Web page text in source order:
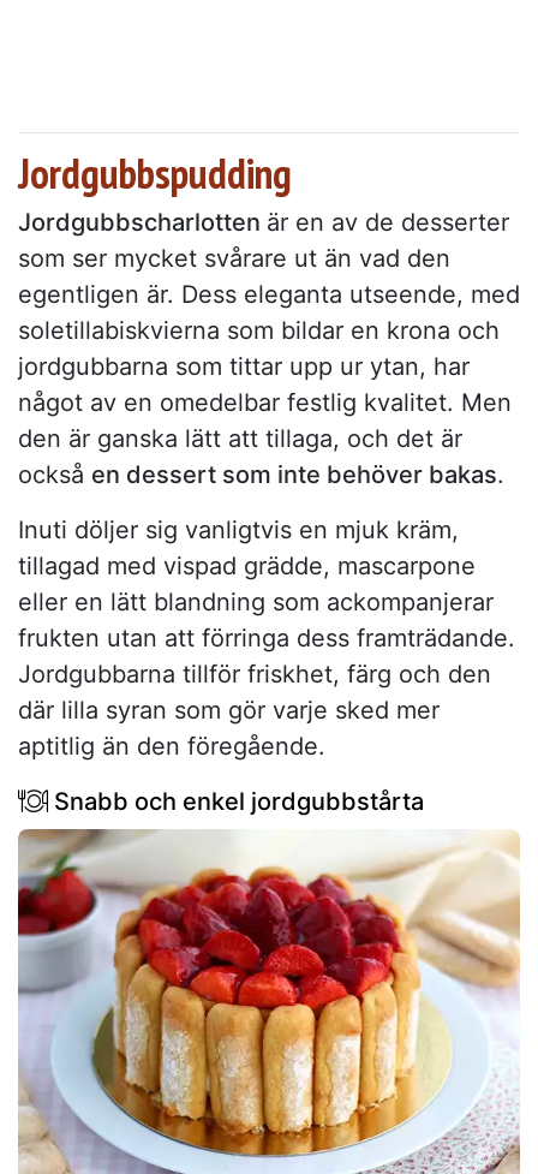
Jordgubbspudding
Jordgubbscharlotten är en av de desserter
som ser mycket svårare ut än vad den
egentligen är. Dess eleganta utseende, med
soletillabiskvierna som bildar en krona och
jordgubbarna som tittar upp ur ytan, har
något av en omedelbar festlig kvalitet. Men
den är ganska lätt att tillaga, och det är
också en dessert som inte behöver bakas.
Inuti döljer sig vanligtvis en mjuk kräm,
tillagad med vispad grädde, mascarpone
eller en lätt blandning som ackompanjerar
frukten utan att förringa dess framträdande.
Jordgubbarna tillför friskhet, färg och den
där lilla syran som gör varje sked mer
aptitlig än den föregående.
Snabb och enkel jordgubbstårta